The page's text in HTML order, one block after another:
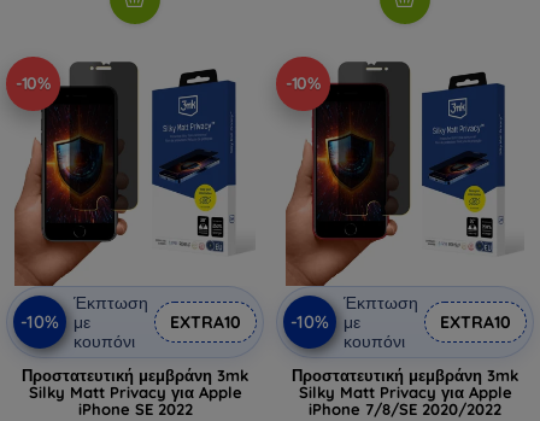
-10%
-10%
Έκπτωση
με
κουπόνι
EXTRA10
Προστατευτική μεμβράνη 3mk
Silky Matt Privacy για Apple
iPhone SE 2022
-10%
-10%
Έκπτωση
με
κουπόνι
EXTRA10
Προστατευτική μεμβράνη 3mk
Silky Matt Privacy για Apple
iPhone 7/8/SE 2020/2022